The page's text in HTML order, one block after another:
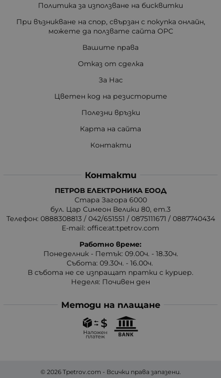
Политика за използване на бисквитки
При възникване на спор, свързан с покупка онлайн,
можете да ползвате сайта ОРС
Вашите права
Отказ от сделка
За Нас
Цветен код на резисторите
Полезни връзки
Карта на сайта
Контакти
Контакти
ПЕТРОВ ЕЛЕКТРОНИКА ЕООД
Стара Загора 6000
бул. Цар Симеон Велики 80, ет.3
Телефон: 0888308813 / 042/651551 / 0875111671 / 0887740434
E-mail: office:at:tpetrov.com
Работно време:
Понеделник - Петък: 09.00ч. - 18.30ч.
Събота: 09.30ч. - 16.00ч.
В събота не се изпращат пратки с куриер.
Неделя: Почивен ден
Методи на плащане
© 2026 Tpetrov.com - Всички права запазени.